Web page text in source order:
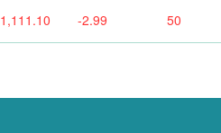
1,111.10 -2.99 50